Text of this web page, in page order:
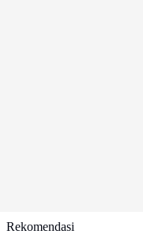
Rekomendasi